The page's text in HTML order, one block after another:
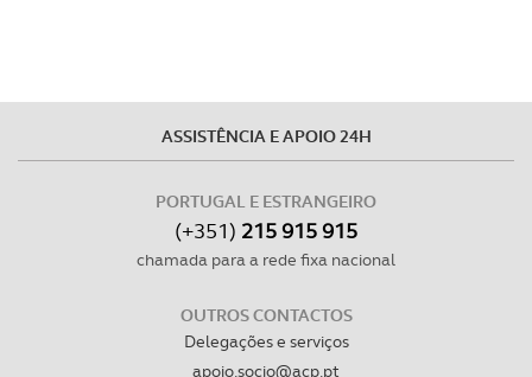
ASSISTÊNCIA E APOIO 24H
PORTUGAL E ESTRANGEIRO
(+351) 215 915 915
chamada para a rede fixa nacional
OUTROS CONTACTOS
Delegações e serviços
apoio.socio@acp.pt